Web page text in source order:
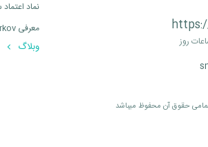
نماد
معرفی Escape From Tarkov
وبلاگ
حقوق آن محفوظ ميباشد